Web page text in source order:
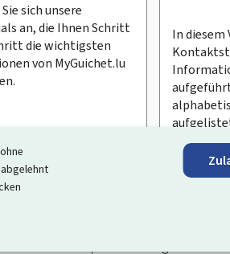
sich unsere
an, die Ihnen Schritt
die wichtigsten
von MyGuichet.lu
In diesem
mit dem Staat vereinfacht
von den Behörden und sonstigen